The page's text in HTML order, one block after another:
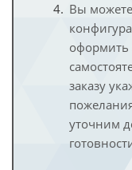
Вы
оформить
заказу
уточним